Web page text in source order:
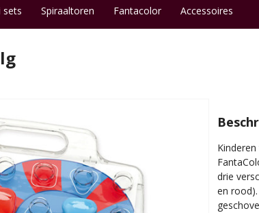
sets Spiraaltoren Fantacolor Accessoires
drie
en